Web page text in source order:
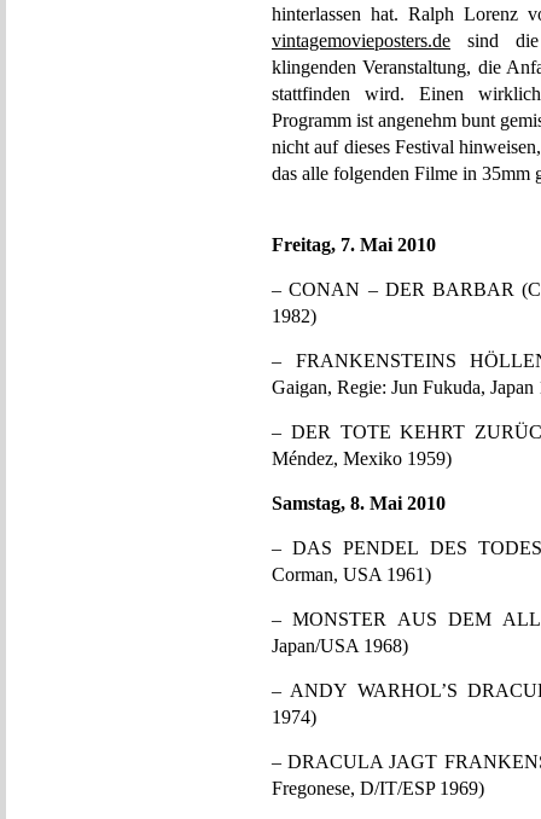
hinterlassen hat. Ralph Lorenz
vintagemovieposters.de sind die
klingenden Veranstaltung, die
stattfinden wird. Einen
Programm ist angenehm bunt
nicht auf dieses Festival
das alle folgenden Filme in 35mm
Freitag, 7. Mai 2010
– CONAN – DER BARBAR
1982)
– FRANKENSTEINS
Gaigan, Regie: Jun Fukuda, Japan
– DER TOTE KEHRT
Méndez, Mexiko 1959)
Samstag, 8. Mai 2010
– DAS PENDEL DES
Corman, USA 1961)
– MONSTER AUS DEM ALL
Japan/USA 1968)
– ANDY WARHOL’S
1974)
– DRACULA JAGT
Fregonese, D/IT/ESP 1969)